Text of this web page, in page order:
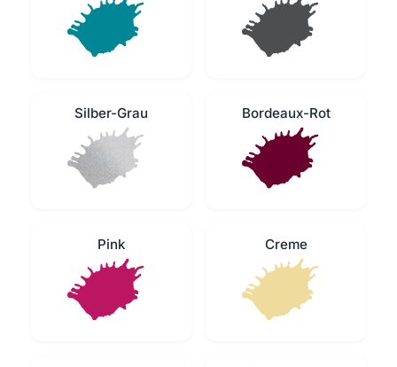
Silber-Grau Bordeaux-Rot
Pink Creme